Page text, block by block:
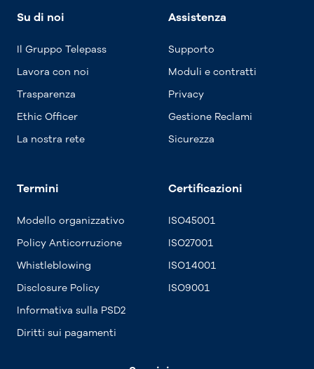
Su di noi
Il Gruppo Telepass
Lavora con noi
Trasparenza
Ethic Officer
La nostra rete
Assistenza
Supporto
Moduli e contratti
Privacy
Gestione Reclami
Sicurezza
Termini
Modello organizzativo
Policy Anticorruzione
Whistleblowing
Disclosure Policy
Informativa sulla PSD2
Diritti sui pagamenti
Certificazioni
ISO45001
ISO27001
ISO14001
ISO9001